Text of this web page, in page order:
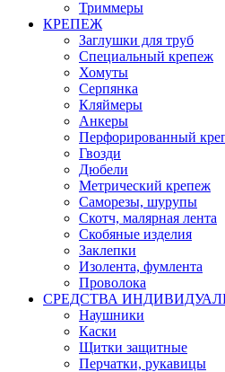
Триммеры
КРЕПЕЖ
Заглушки для труб
Специальный крепеж
Хомуты
Серпянка
Кляймеры
Анкеры
Перфорированный
Гвозди
Дюбели
Метрический крепеж
Саморезы, шурупы
Скотч, малярная лента
Скобяные изделия
Заклепки
Изолента, фумлента
Проволока
СРЕДСТВА
Наушники
Каски
Щитки защитные
Перчатки, рукавицы